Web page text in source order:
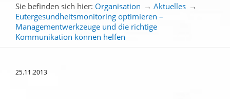
Sie befinden sich hier: Organisation → Aktuelles →
Eutergesundheitsmonitoring optimieren –
Managementwerkzeuge und die richtige
Kommunikation können helfen
25.11.2013